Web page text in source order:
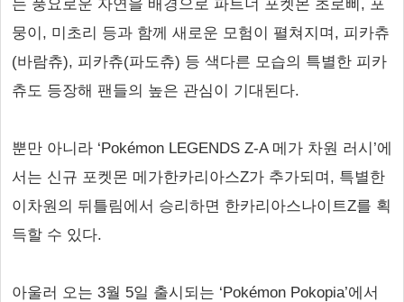
는 풍요로운 자연을 배경으로 파트너 포켓몬 초로삐, 포
뭉이, 미초리 등과 함께 새로운 모험이 펼쳐지며, 피카츄
(바람츄), 피카츄(파도츄) 등 색다른 모습의 특별한 피카
츄도 등장해 팬들의 높은 관심이 기대된다.
뿐만 아니라 ‘Pokémon LEGENDS Z-A 메가 차원 러시’에
서는 신규 포켓몬 메가한카리아스Z가 추가되며, 특별한
이차원의 뒤틀림에서 승리하면 한카리아스나이트Z를 획
득할 수 있다.
아울러 오는 3월 5일 출시되는 ‘Pokémon Pokopia’에서